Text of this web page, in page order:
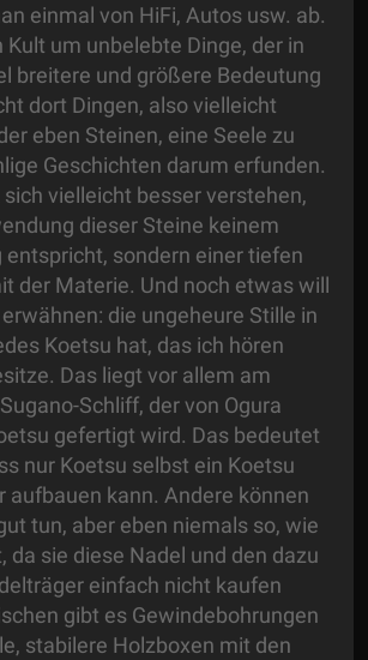
einmal von HiFi, Autos usw. ab.
Kult um unbelebte Dinge, der in
breitere und größere Bedeutung
dort Dingen, also vielleicht
eben Steinen, eine Seele zu
Geschichten darum erfunden.
vielleicht besser verstehen,
dieser Steine keinem
sondern einer tiefen
der Materie. Und noch etwas will
die ungeheure Stille in
Koetsu hat, das ich hören
Das liegt vor allem am
Schliff, der von Ogura
gefertigt wird. Das bedeutet
nur Koetsu selbst ein Koetsu
aufbauen kann. Andere können
tun, aber eben niemals so, wie
da sie diese Nadel und den dazu
einfach nicht kaufen
gibt es Gewindebohrungen
stabilere Holzboxen mit den